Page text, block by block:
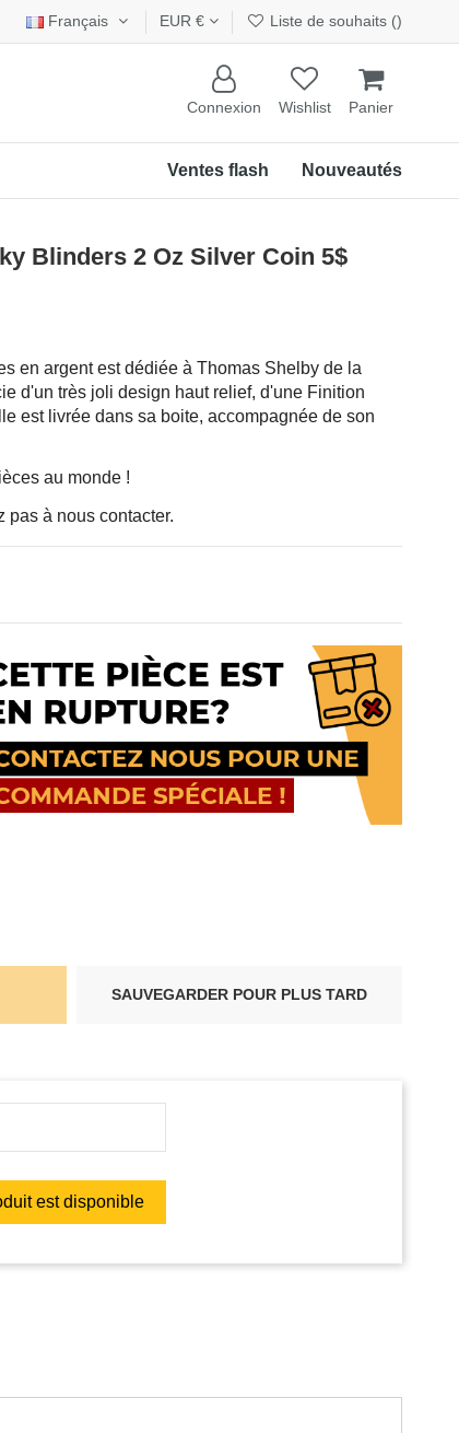
Français EUR € Liste de souhaits ()
Connexion Wishlist Panier
Nouveautés
Ventes flash
Blinders 2 Oz Silver Coin 5$
en argent est dédiée à Thomas Shelby de la
d'un très joli design haut relief, d'une Finition
est livrée dans sa boite, accompagnée de son
au monde !
pas à nous contacter.
SAUVEGARDER POUR PLUS TARD